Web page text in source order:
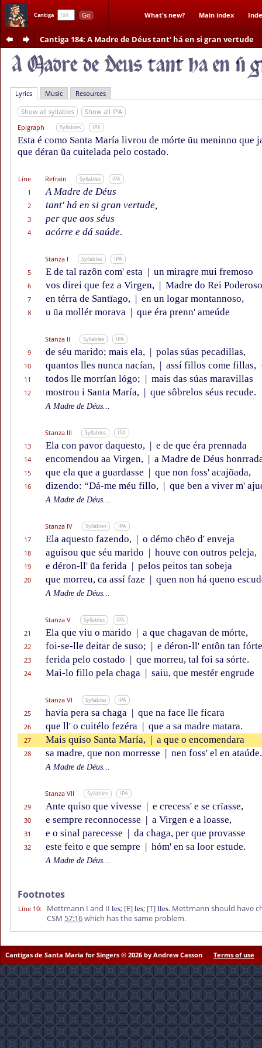
Cantiga Go What's new? Main index
Cantiga 184: A Madre de Déus tant' há en si gran vertude
Lyrics Music Resources
Show all syllables
Show all IPA
Epigraph
Syllables IPA
Esta é como Santa María livrou de mórte ũu meninno que
que déran ũa cuitelada pelo costado.
Line Refrain Syllables IPA
1 A Madre de Déus
2 tant' há en si gran vertude,
3 per que aos séus
4 acórre e dá saúde.
Stanza I Syllables IPA
5 E de tal razôn com' esta | un miragre mui fremoso
6 vos direi que fez a Virgen, | Madre do Rei
7 en térra de Santïago, | en un logar montannoso,
8 u ũa mollér morava | que éra prenn' ameúde
Stanza II Syllables IPA
9 de séu marido; mais ela, | polas súas pecadillas,
10 quantos lles nunca nacían, | assí fillos come fillas,
11 todos lle morrían lógo; | mais das súas maravillas
12 mostrou i Santa María, | que sôbrelos séus recude.
A Madre de Déus...
Stanza III Syllables IPA
13 Ela con pavor daquesto, | e de que éra prennada
14 encomendou aa Virgen, | a Madre de Déus
15 que ela que a guardasse | que non foss' acajõada,
16 dizendo: “Dá-me méu fillo, | que ben a viver m'
A Madre de Déus...
Stanza IV Syllables IPA
17 Ela aquesto fazendo, | o démo chẽo d' enveja
18 aguisou que séu marido | houve con outros peleja,
19 e déron-ll' ũa ferida | pelos peitos tan sobeja
20 que morreu, ca assí faze | quen non há queno
A Madre de Déus...
Stanza V Syllables IPA
21 Ela que viu o marido | a que chagavan de mórte,
22 foi-se-lle deitar de suso; | e déron-ll' entôn tan fórte
23 ferida pelo costado | que morreu, tal foi sa sórte.
24 Mai-lo fillo pela chaga | saiu, que mestér engrude
Stanza VI Syllables IPA
25 havía pera sa chaga | que na face lle ficara
26 que ll' o cuitélo fezéra | que a sa madre matara.
27 Mais quiso Santa María, | a que o encomendara
28 sa madre, que non morresse | nen foss' el en ataúde.
A Madre de Déus...
Stanza VII Syllables IPA
29 Ante quiso que vivesse | e crecess' e se crïasse,
30 e sempre reconnocesse | a Virgen e a loasse,
31 e o sinal parecesse | da chaga, per que provasse
32 este feito e que sempre | hóm' en sa loor estude.
A Madre de Déus...
Footnotes
Line 10: Mettmann I and II les; [E] les; [T] lles. Mettmann should have
CSM 57:16which has the same problem.
Cantigas de Santa Maria for Singers © 2026 by Andrew Casson Terms of use